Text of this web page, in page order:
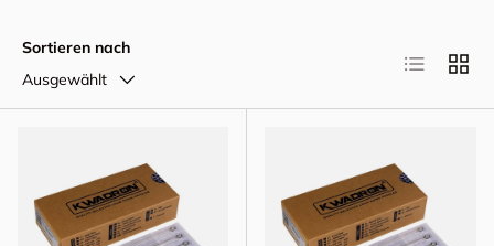
Sortieren nach
Ausgewählt